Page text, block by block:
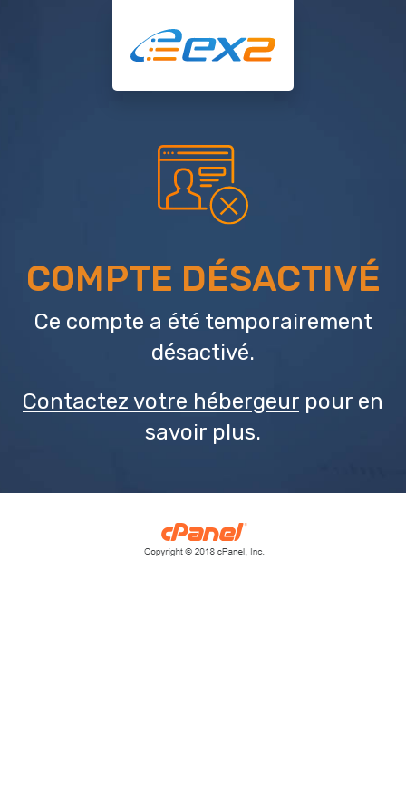
COMPTE DÉSACTIVÉ
Ce compte a été temporairement
désactivé.
Contactez votre hébergeur pour en
savoir plus.